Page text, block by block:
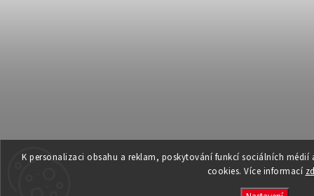
K personalizaci obsahu a reklam, poskytování funkcí sociálních
cookies. Více informací